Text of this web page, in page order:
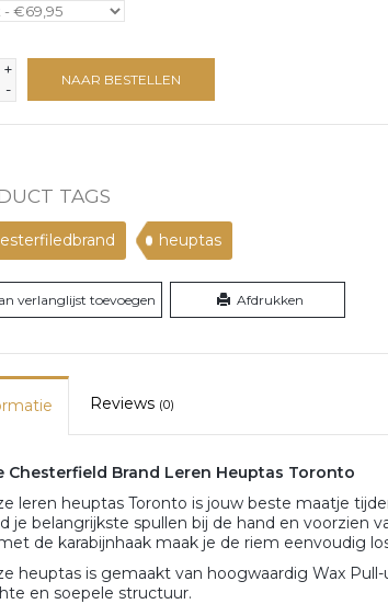
+
-
NAAR BESTELLEN
TAGS
heuptas
verlanglijst toevoegen Afdrukken
Reviews (0)
Chesterfield Brand Leren Heuptas Toronto
leren heuptas Toronto is jouw beste maatje
je belangrijkste spullen bij de hand en voorzien
de karabijnhaak maak je de riem eenvoudig
heuptas is gemaakt van hoogwaardig Wax
en soepele structuur.